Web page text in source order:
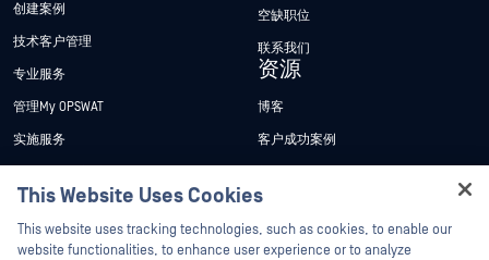
创建案例
技术客户管理
专业服务
管理My OPSWAT
实施服务
技术文档
培训
空缺职位
联系我们
资源
博客
客户成功案例
新闻报道
活动
This Website Uses Cookies
This website uses tracking technologies, such as cookies, to enable our
website functionalities, to enhance user experience or to analyze
Hey there!
I'm Ozzy, your OPSWAT virtual assistant.